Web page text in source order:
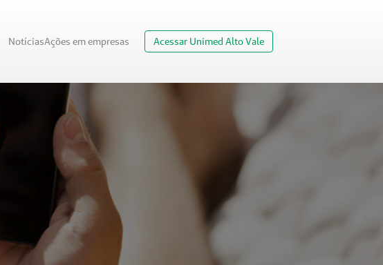
NotíciasAções em empresas Acessar Unimed Alto Vale